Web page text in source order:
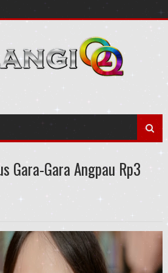
Gara-Gara Angpau Rp3